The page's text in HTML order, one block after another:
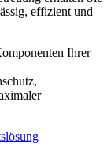
effizient und
Ihrer